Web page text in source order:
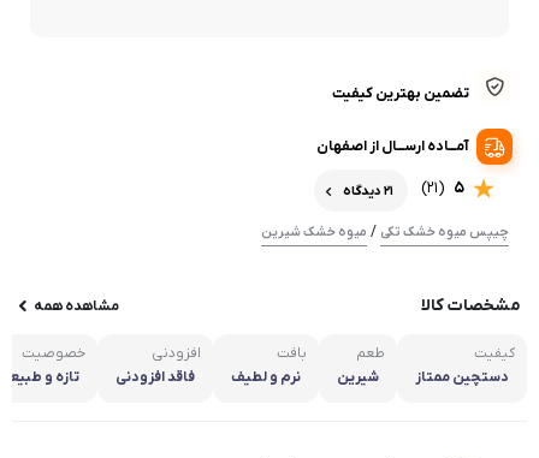
تضمین بهترین کیفیت
آمـــاده ارســـال از اصفهان
5
(21) 21 دیدگاه
چیپس میوه خشک تکی / میوه خشک شیرین
مشخصات کالا مشاهده همه
کیفیت
دستچین ممتاز
طعم
شیرین
بافت
نرم و لطیف
افزودنی
فاقد افزودنی
خصوصیت
تازه و طبیعی